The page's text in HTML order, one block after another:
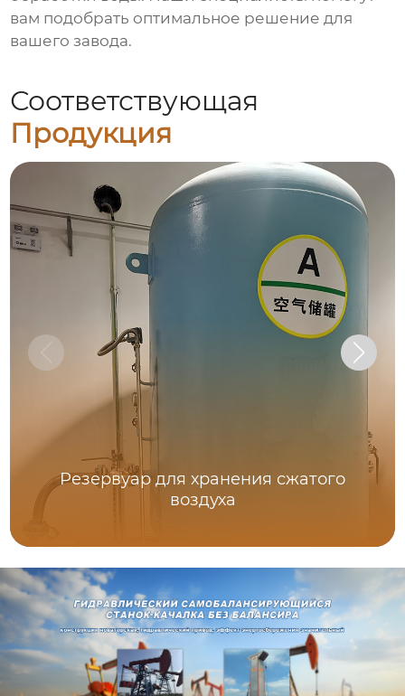
вам подобрать оптимальное решение для
вашего завода.
Соответствующая
Продукция
Резервуар для хранения сжатого
воздуха